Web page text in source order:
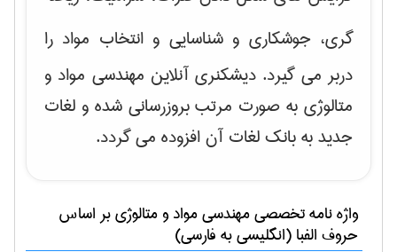
گری، جوشکاری و شناسایی و انتخاب مواد را
دربر می گیرد. دیشکنری آنلاین مهندسی مواد و
متالوژی به صورت مرتب بروزرسانی شده و لغات
جدید به بانک لغات آن افزوده می گردد.
واژه نامه تخصصیمهندسی مواد و متالوژیبر اساس
حروف الفبا (انگلیسی به فارسی)